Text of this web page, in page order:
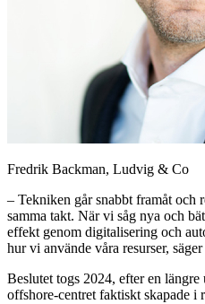
Fredrik Backman, Ludvig & Co
– Tekniken går snabbt framåt och
samma takt. När vi såg nya och
effekt genom digitalisering och
hur vi använde våra resurser, säger
Beslutet togs 2024, efter en
offshore-centret faktiskt skapade i